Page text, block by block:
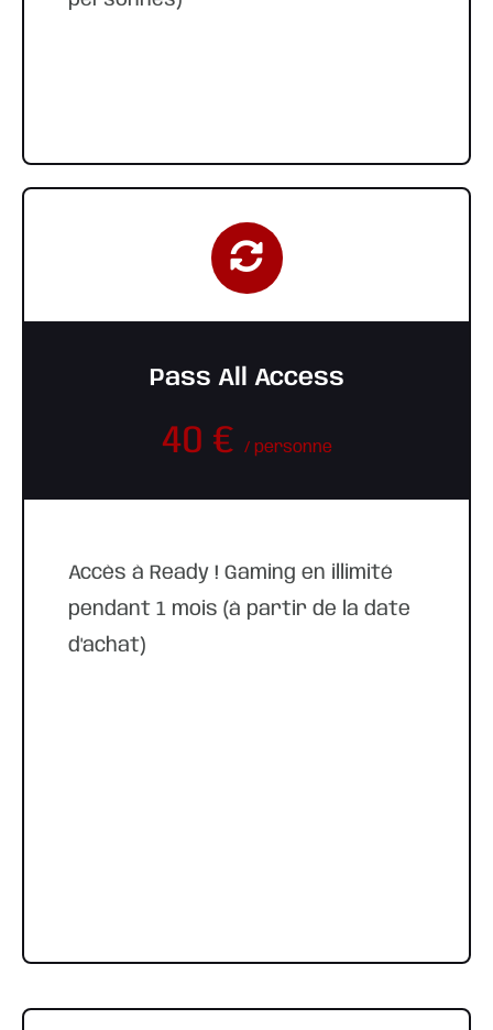
Pass All Access
40 € / personne
Accès à Ready ! Gaming en illimité
pendant 1 mois (à partir de la date
d'achat)